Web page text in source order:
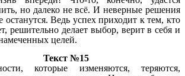
но далеко не всё. И неверные решения
останутся. Ведь успех приходит к тем, кто
решительно делает выбор, верит в себя и
целей.
Текст №15
которые изменяются, теряются,